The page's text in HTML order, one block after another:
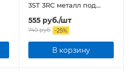
3ST 3RC металл под
лампу GX53 230В
поворотный тройной
хром
555руб./шт
740руб. -25%
В корзину